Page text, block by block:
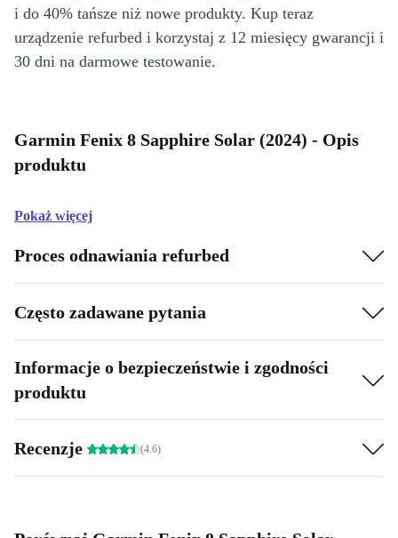
i do 40% tańsze niż nowe produkty. Kup teraz
urządzenie refurbed i korzystaj z 12 miesięcy gwarancji i
30 dni na darmowe testowanie.
Garmin Fenix 8 Sapphire Solar (2024) - Opis
produktu
Pokaż więcej
Proces odnawiania refurbed
Często zadawane pytania
Informacje o bezpieczeństwie i zgodności
produktu
Recenzje (4.6)